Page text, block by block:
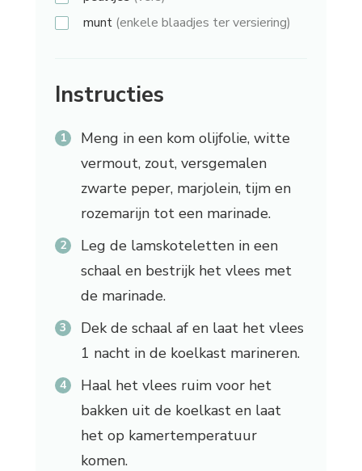
munt (enkele blaadjes ter versiering)
Instructies
Meng in een kom olijfolie, witte
vermout, zout, versgemalen
zwarte peper, marjolein, tijm en
rozemarijn tot een marinade.
Leg de lamskoteletten in een
schaal en bestrijk het vlees met
de marinade.
Dek de schaal af en laat het vlees
1 nacht in de koelkast marineren.
Haal het vlees ruim voor het
bakken uit de koelkast en laat
het op kamertemperatuur
komen.